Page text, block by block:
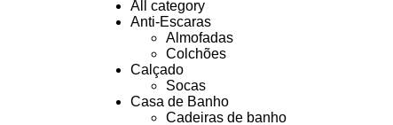
All category
Anti-Escaras
Almofadas
Colchões
Calçado
Socas
Casa de Banho
Cadeiras de banho